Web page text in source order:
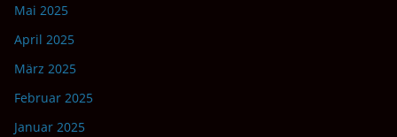
Mai 2025
April 2025
März 2025
Februar 2025
Januar 2025